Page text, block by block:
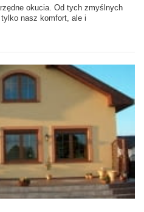
okucia. Od tych zmyślnych
nasz komfort, ale i